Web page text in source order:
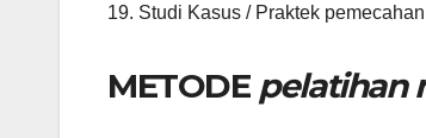
19. Studi Kasus / Praktek
METODE pelatihan